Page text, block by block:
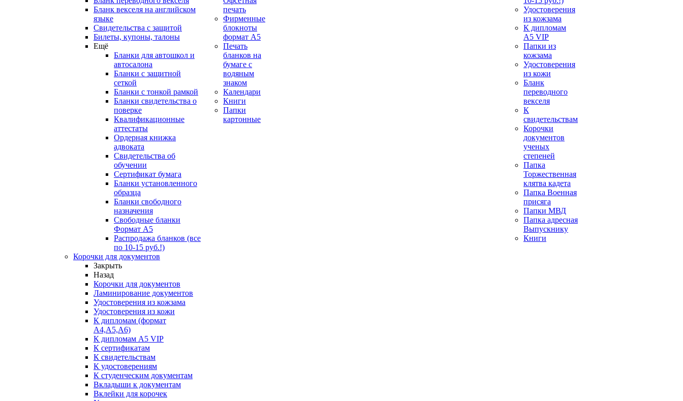
Бланк векселя на английском
языке
Свидетельства с защитой
Билеты, купоны, талоны
Ещё
Бланки для автошкол и
автосалона
Бланки с защитной
сеткой
Бланки с тонкой рамкой
Бланки свидетельства о
поверке
Квалификационные
аттестаты
Ордерная книжка
адвоката
Свидетельства об
обучении
Сертификат бумага
Бланки установленного
образца
Бланки свободного
назначения
Свободные бланки
Формат А5
Распродажа бланков (все
по 10-15 руб.!)
Корочки для документов
Закрыть
Назад
Корочки для документов
Ламинирование документов
Удостоверения из кожзама
Удостоверения из кожи
К дипломам (формат
А4,А5,А6)
К дипломам А5 VIP
К сертификатам
К свидетельствам
К удостоверениям
К студенческим документам
Вкладыши к документам
Вклейки для корочек
печать
Фирменные
блокноты
формат А5
Печать
бланков на
бумаге с
водяным
знаком
Календари
Книги
Папки
картонные
Удостоверения
из кожзама
К дипломам
А5 VIP
Папки из
кожзама
Удостоверения
из кожи
Бланк
переводного
векселя
К
свидетельствам
Корочки
документов
ученых
степеней
Папка
Торжественная
клятва кадета
Папка Военная
присяга
Папки МВД
Папка адресная
Выпускнику
Книги